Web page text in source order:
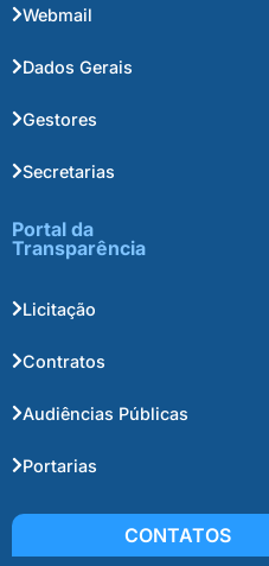
Webmail
Dados Gerais
Gestores
Secretarias
Portal da
Transparência
Licitação
Contratos
Audiências Públicas
Portarias
CONTATOS